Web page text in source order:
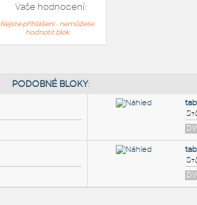
Vaše hodnocení:
Nejste přihlášeni - nemůžete
hodnotit blok